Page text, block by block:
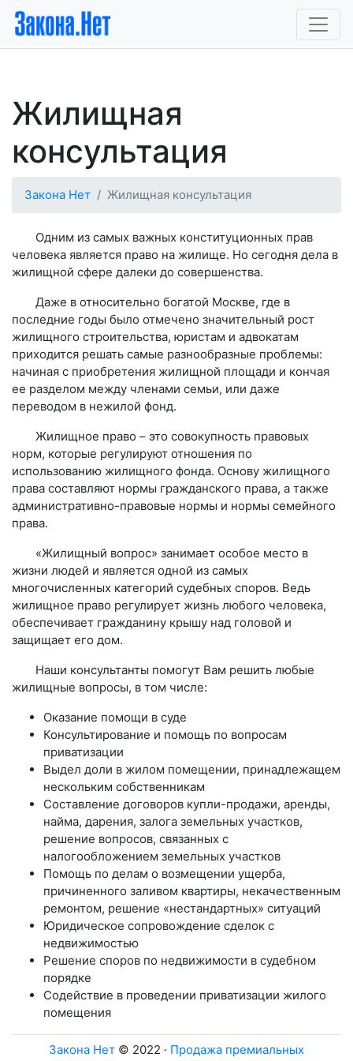
Жилищная
консультация
Закона Нет Жилищная консультация
Одним из самых важных конституционных прав
человека является право на жилище. Но сегодня дела в
жилищной сфере далеки до совершенства.
Даже в относительно богатой Москве, где в
последние годы было отмечено значительный рост
жилищного строительства, юристам и адвокатам
приходится решать самые разнообразные проблемы:
начиная с приобретения жилищной площади и кончая
ее разделом между членами семьи, или даже
переводом в нежилой фонд.
Жилищное право – это совокупность правовых
норм, которые регулируют отношения по
использованию жилищного фонда. Основу жилищного
права составляют нормы гражданского права, а также
административно-правовые нормы и нормы семейного
права.
«Жилищный вопрос» занимает особое место в
жизни людей и является одной из самых
многочисленных категорий судебных споров. Ведь
жилищное право регулирует жизнь любого человека,
обеспечивает гражданину крышу над головой и
защищает его дом.
Наши консультанты помогут Вам решить любые
жилищные вопросы, в том числе:
Оказание помощи в суде
Консультирование и помощь по вопросам
приватизации
Выдел доли в жилом помещении, принадлежащем
нескольким собственникам
Составление договоров купли-продажи, аренды,
найма, дарения, залога земельных участков,
решение вопросов, связанных с
налогообложением земельных участков
Помощь по делам о возмещении ущерба,
причиненного заливом квартиры, некачественным
ремонтом, решение «нестандартных» ситуаций
Юридическое сопровождение сделок с
недвижимостью
Решение споров по недвижимости в судебном
порядке
Содействие в проведении приватизации жилого
помещения
Закона Нет © 2022 · Продажа премиальных